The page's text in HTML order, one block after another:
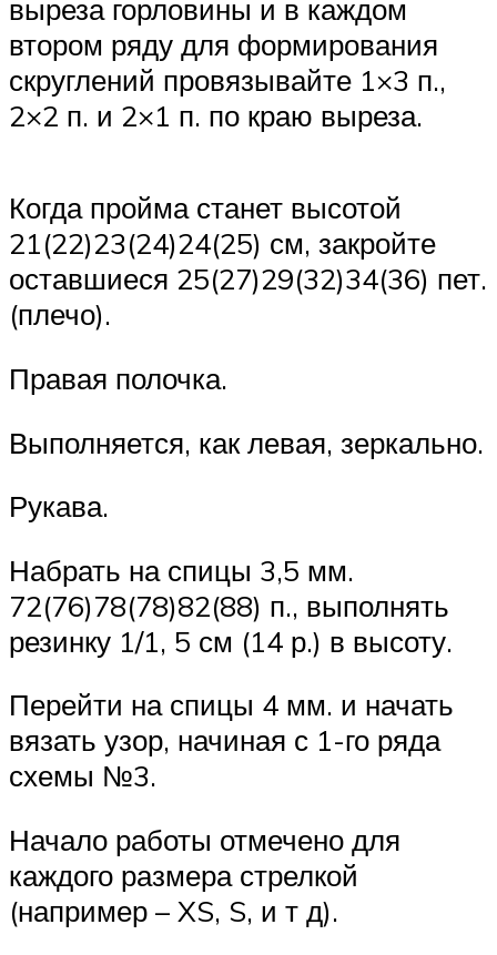
выреза горловины и в каждом
втором ряду для формирования
скруглений провязывайте 1×3 п.,
2×2 п. и 2×1 п. по краю выреза.
Когда пройма станет высотой
21(22)23(24)24(25) см, закройте
оставшиеся 25(27)29(32)34(36) пет.
(плечо).
Правая полочка.
Выполняется, как левая, зеркально.
Рукава.
Набрать на спицы 3,5 мм.
72(76)78(78)82(88) п., выполнять
резинку 1/1, 5 см (14 р.) в высоту.
Перейти на спицы 4 мм. и начать
вязать узор, начиная с 1-го ряда
схемы №3.
Начало работы отмечено для
каждого размера стрелкой
(например – XS, S, и т д).